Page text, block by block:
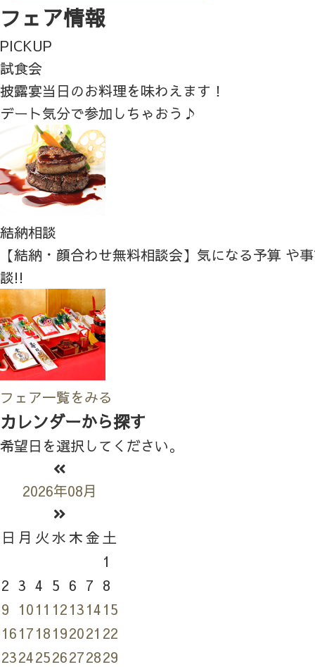
フェア情報
PICKUP
試食会
披露宴当日のお料理を味わえます！
デート気分で参加しちゃおう♪
結納相談
【結納・顔合わせ無料相談会】気になる予算 や
談!!
フェア一覧をみる
カレンダーから探す
希望日を選択してください。
2026年08月
日 月 火水 木金 土
1
2 3 4 5 6 7 8
9 1011 12131415
161718192021 22
23242526272829